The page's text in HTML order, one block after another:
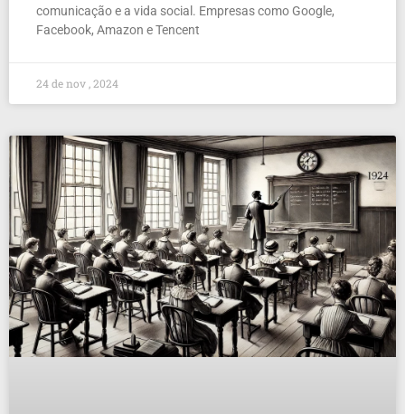
comunicação e a vida social. Empresas como Google,
Facebook, Amazon e Tencent
24 de nov , 2024